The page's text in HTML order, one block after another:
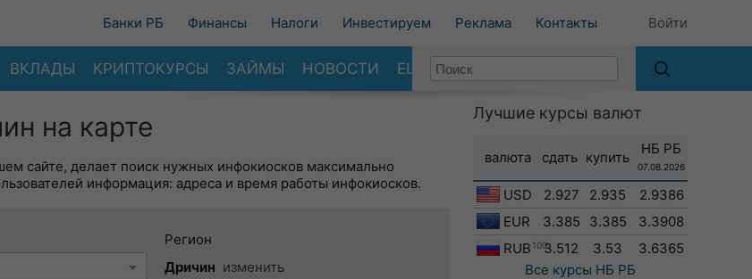
Банки РБ Финансы Налоги Инвестируем Реклама Контакты Войти
ВКЛАДЫ КРИПТОКУРСЫ ЗАЙМЫ НОВОСТИ ЕЩЕ
на карте
сайте, делает поиск нужных инфокиосков максимально
информация: адреса и время работы инфокиосков.
Регион
Дричин изменить
Лучшие курсы валют
валюта сдать купить
НБ РБ
07.08.2026
USD 2.927 2.935
2.9386
EUR
3.385 3.385
3.3908
RUB 1003.512 3.53
3.6365
Все курсы НБ РБ